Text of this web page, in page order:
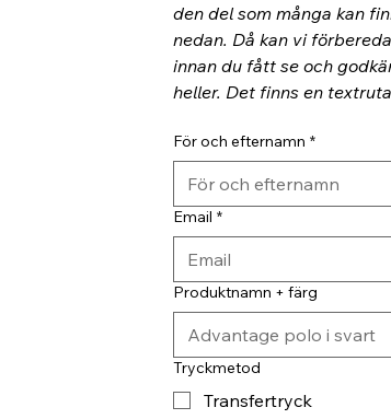
den del som många kan
nedan. Då kan vi
innan du fått se och
heller. Det finns en
För och efternamn *
Email *
Produktnamn + färg
Tryckmetod
Transfertryck